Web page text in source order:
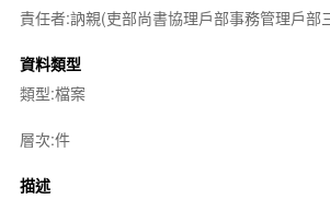
責任者:訥親(吏部尚書協理戶部事務管理戶部
資料類型
類型:檔案
層次:件
描述